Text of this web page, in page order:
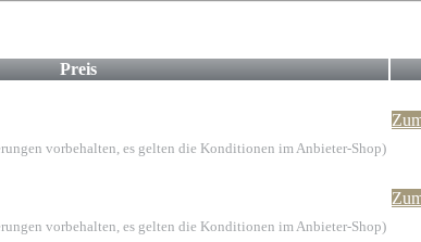
Preis
vorbehalten, es gelten die Konditionen im Anbieter-Shop)
vorbehalten, es gelten die Konditionen im Anbieter-Shop)